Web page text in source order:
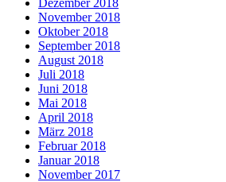
Dezember 2018
November 2018
Oktober 2018
September 2018
August 2018
Juli 2018
Juni 2018
Mai 2018
April 2018
März 2018
Februar 2018
Januar 2018
November 2017